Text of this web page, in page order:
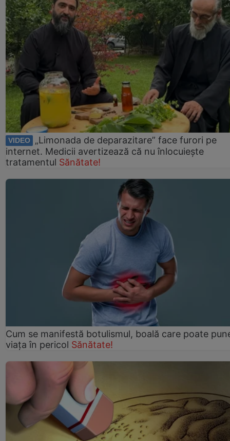
VIDEO
„Limonada de deparazitare” face furori pe
internet. Medicii avertizează că nu înlocuiește
tratamentul Sănătate!
Cum se manifestă botulismul, boală care poate
viaţa în pericol Sănătate!